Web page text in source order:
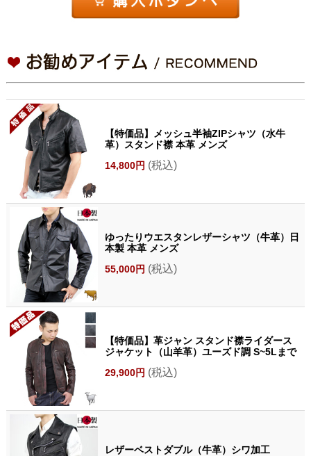
【特価品】メッシュ半袖ZIPシャツ（水牛
革）スタンド襟 本革 メンズ
14,800円 (税込)
ゆったりウエスタンレザーシャツ（牛革）日
本製 本革 メンズ
55,000円 (税込)
【特価品】革ジャン スタンド襟ライダース
ジャケット（山羊革）ユーズド調 S~5Lまで
29,900円 (税込)
レザーベストダブル（牛革）シワ加工